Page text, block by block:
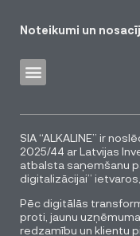
Noteikumi un
SIA “ALKALINE” ir
2025/44 ar Latvijas
atbalsta saņemšanu
digitalizācijai”
Pēc digitālās
proti, jaunu
redzamību un klientu